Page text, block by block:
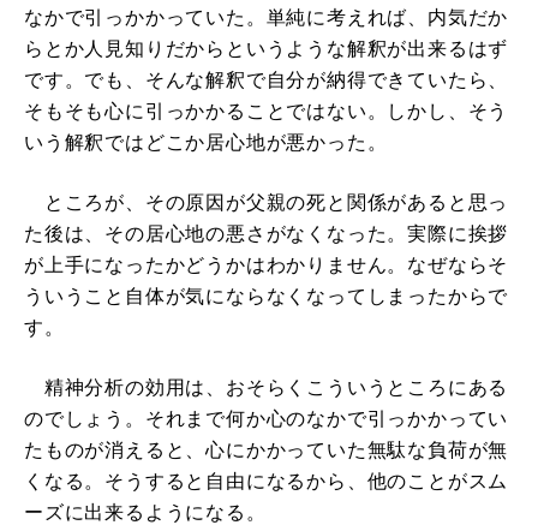
なかで引っかかっていた。単純に考えれば、内気だか
らとか人見知りだからというような解釈が出来るはず
です。でも、そんな解釈で自分が納得できていたら、
そもそも心に引っかかることではない。しかし、そう
いう解釈ではどこか居心地が悪かった。
ところが、その原因が父親の死と関係があると思っ
た後は、その居心地の悪さがなくなった。実際に挨拶
が上手になったかどうかはわかりません。なぜならそ
ういうこと自体が気にならなくなってしまったからで
す。
精神分析の効用は、おそらくこういうところにある
のでしょう。それまで何か心のなかで引っかかってい
たものが消えると、心にかかっていた無駄な負荷が無
くなる。そうすると自由になるから、他のことがスム
ーズに出来るようになる。